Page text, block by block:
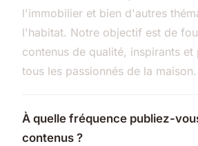
l'immobilier et bien d'autres
l'habitat. Notre objectif est de
contenus de qualité, inspirants
tous les passionnés de la maison.
À quelle fréquence publiez-
contenus ?